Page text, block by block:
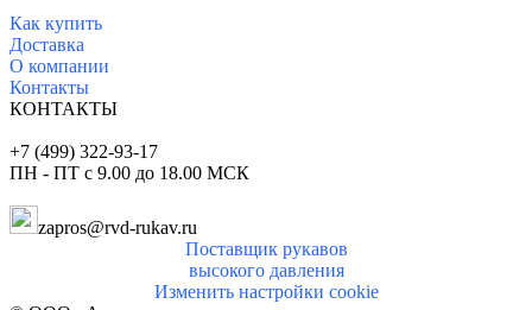
Как купить
Доставка
О компании
Контакты
КОНТАКТЫ
+7 (499) 322-93-17
ПН - ПТ с 9.00 до 18.00 МСК
zapros@rvd-rukav.ru
Поставщик рукавов
высокого давления
Изменить настройки cookie